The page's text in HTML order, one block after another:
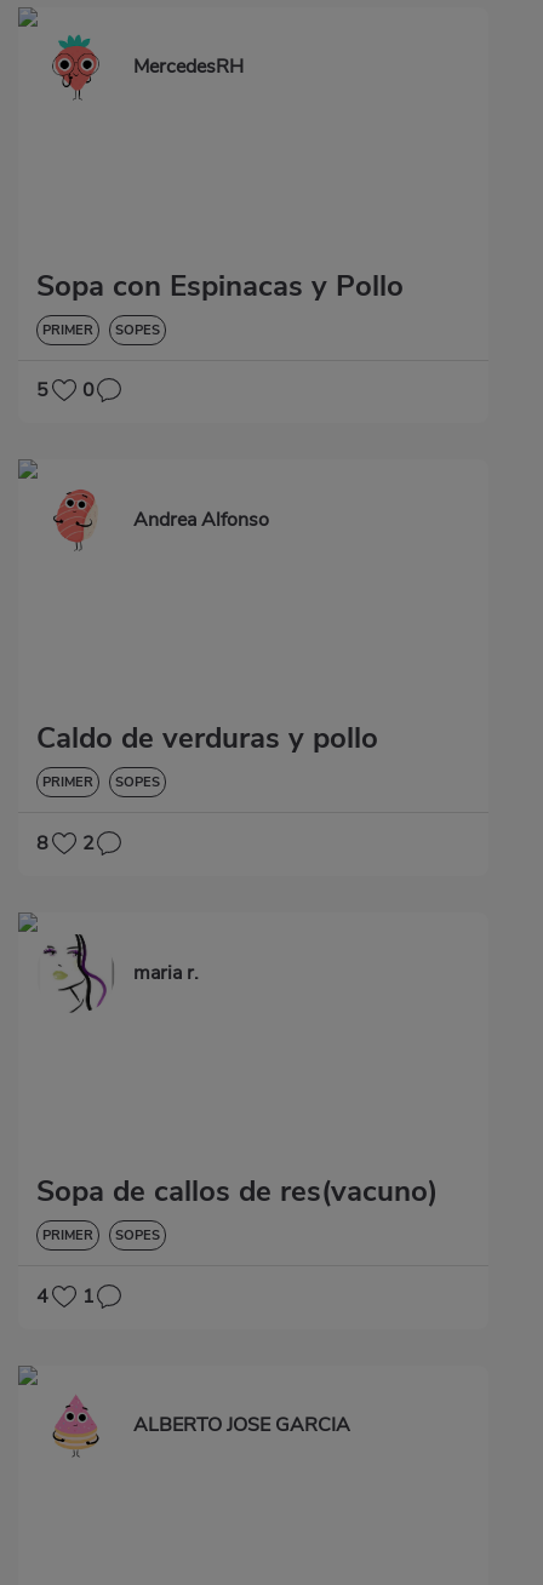
MercedesRH
Sopa con Espinacas y Pollo
PRIMER SOPES
5 0
Andrea Alfonso
Caldo de verduras y pollo
PRIMER SOPES
8 2
maria r.
Sopa de callos de res(vacuno)
PRIMER SOPES
4 1
ALBERTO JOSE GARCIA